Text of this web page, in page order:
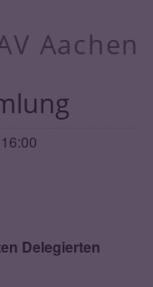
Aachen
Delegierten